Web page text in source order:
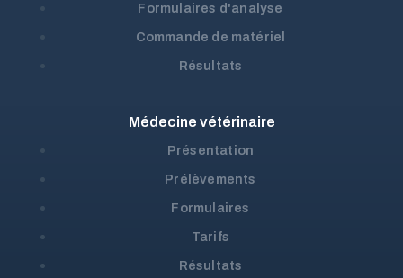
Formulaires d'analyse
Commande de matériel
Résultats
Médecine vétérinaire
Présentation
Prélèvements
Formulaires
Tarifs
Résultats